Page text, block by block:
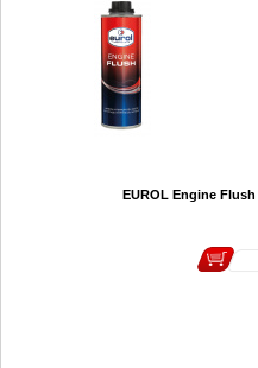
EUROL Engine